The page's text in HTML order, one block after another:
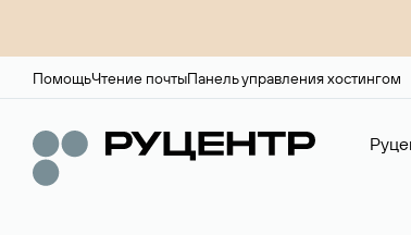
ПомощьЧтение почтыПанель управления хостингом